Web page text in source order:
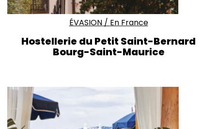
ÉVASION/ En France
Hostellerie du Petit Saint-Bernard
Bourg-Saint-Maurice